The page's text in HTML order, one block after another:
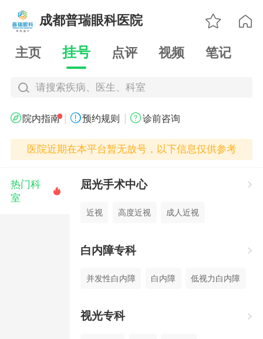
成都普瑞眼科医院  
主页 挂号 点评 视频 笔记
请搜索疾病、医生、科室
 院内指南 预约规则 诊前咨询
医院近期在本平台暂无放号，以下信息仅供参考
热门科
室

屈光手术中心 
近视 高度近视 成人近视
白内障专科 
并发性白内障 白内障 低视力白内障
视光专科 